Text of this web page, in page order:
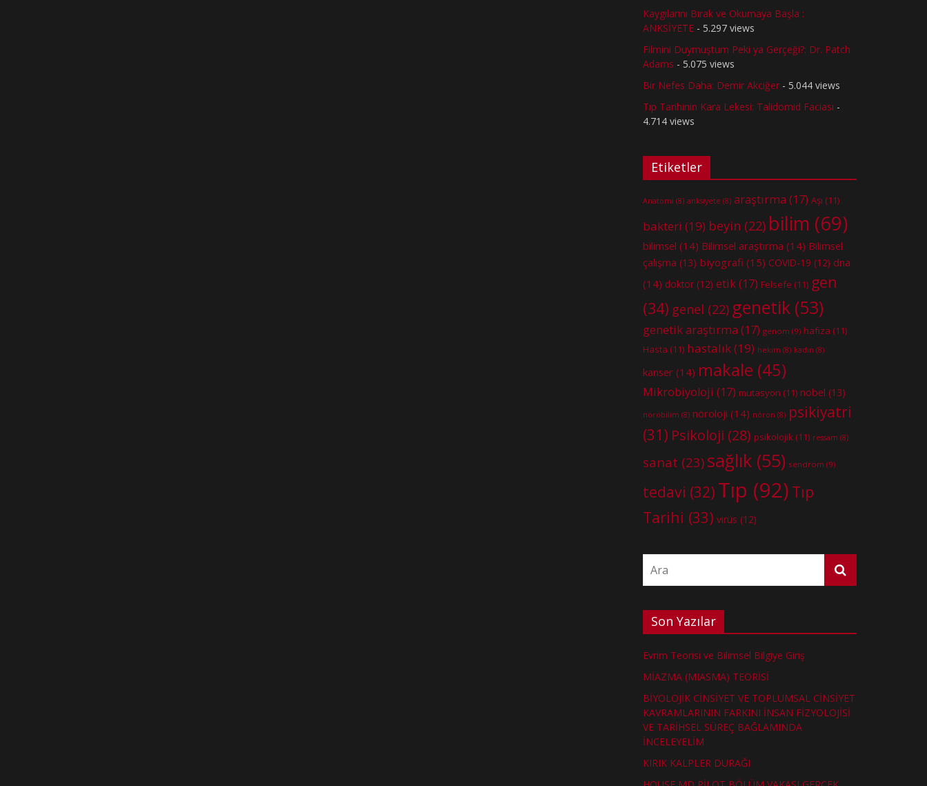
Kaygılarını Bırak ve Okumaya Başla :
ANKSİYETE - 5.297 views
Filmini Duymuştum Peki ya Gerçeği?: Dr. Patch
Adams - 5.075 views
Bir Nefes Daha: Demir Akciğer - 5.044 views
Tıp Tarihinin Kara Lekesi: Talidomid Faciası -
4.714 views
Etiketler
Anatomi (8) anksiyete (8) araştırma (17) Aşı (11)
bakteri (19) beyin (22) bilim (69)
bilimsel (14) Bilimsel araştırma (14) Bilimsel
çalışma (13) biyografi (15) COVID-19 (12) dna
(14) doktor (12) etik(17) Felsefe (11) gen
(34) genel (22) genetik (53)
genetik araştırma (17) genom (9) hafıza (11)
Hasta (11) hastalık(19) hekim (8) kadın (8)
kanser (14) makale (45)
Mikrobiyoloji (17) mutasyon (11) nobel (13)
nörobilim (8) nöroloji (14) nöron (8) psikiyatri
(31) Psikoloji (28) psikolojik (11) ressam (8)
sanat (23) sağlık (55) sendrom (9)
tedavi (32) Tıp (92) Tıp
Tarihi (33) virüs (12)
Son Yazılar
Evrim Teorisi ve Bilimsel Bilgiye Giriş
MİAZMA (MIASMA) TEORİSİ
BİYOLOJİK CİNSİYET VE TOPLUMSAL CİNSİYET
KAVRAMLARININ FARKINI İNSAN FİZYOLOJİSİ
VE TARİHSEL SÜREÇ BAĞLAMINDA
İNCELEYELİM
KIRIK KALPLER DURAĞI